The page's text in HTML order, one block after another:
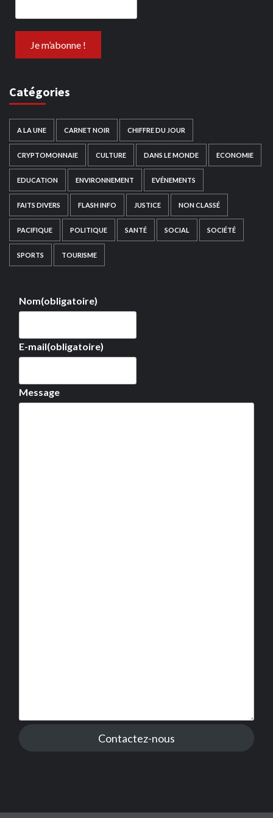
Catégories
A LA UNE CARNET NOIR CHIFFRE DU JOUR
CRYPTOMONNAIE CULTURE DANS LE MONDE ECONOMIE
EDUCATION ENVIRONNEMENT EVÉNEMENTS
FAITS DIVERS FLASH INFO JUSTICE NON CLASSÉ
PACIFIQUE POLITIQUE SANTÉ SOCIAL SOCIÉTÉ
SPORTS TOURISME
Nom(obligatoire)
E-mail(obligatoire)
Message
Contactez-nous